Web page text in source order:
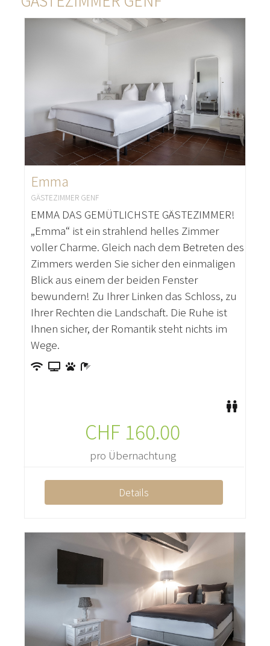
Emma
GÄSTEZIMMER GENF
EMMA DAS GEMÜTLICHSTE GÄSTEZIMMER!
„Emma“ ist ein strahlend helles Zimmer
voller Charme. Gleich nach dem Betreten des
Zimmers werden Sie sicher den einmaligen
Blick aus einem der beiden Fenster
bewundern! Zu Ihrer Linken das Schloss, zu
Ihrer Rechten die Landschaft. Die Ruhe ist
Ihnen sicher, der Romantik steht nichts im
Wege.
CHF 160.00
pro Übernachtung
Details